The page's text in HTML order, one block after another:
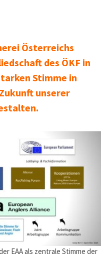
Österreichs
des ÖKF in
Stimme in
unserer
EAA als zentrale Stimme der